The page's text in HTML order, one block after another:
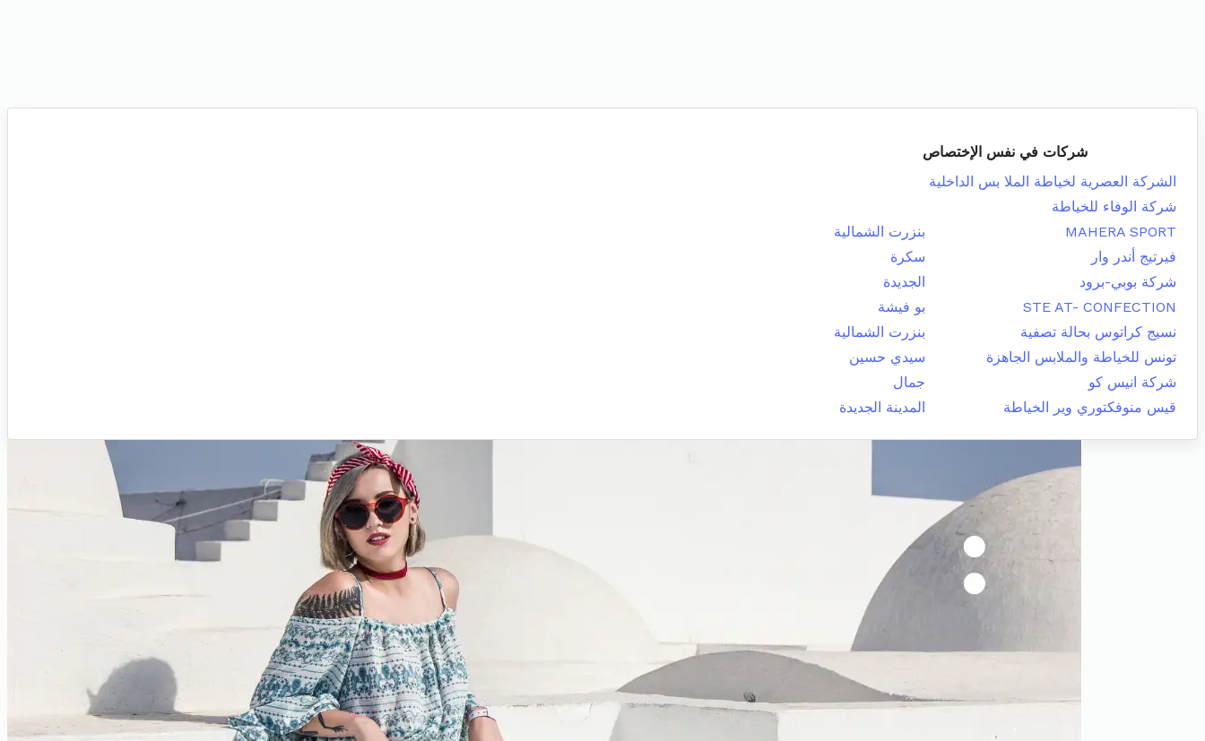
شركات في نفس الإختصاص
الشركة العصرية لخياطة الملا بس الداخلية
شركة الوفاء للخياطة
MAHERA SPORT
بنزرت الشمالية
فيرتيج أندر وار
سكرة
شركة بوبي-برود
الجديدة
STE AT- CONFECTION
بو فيشة
نسيج كراتوس بحالة تصفية
بنزرت الشمالية
تونس للخياطة والملابس الجاهزة
سيدي حسين
شركة انيس كو
جمال
قيس منوفكتوري وير الخياطة
المدينة الجديدة